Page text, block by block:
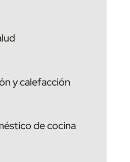
y calefacción
de cocina